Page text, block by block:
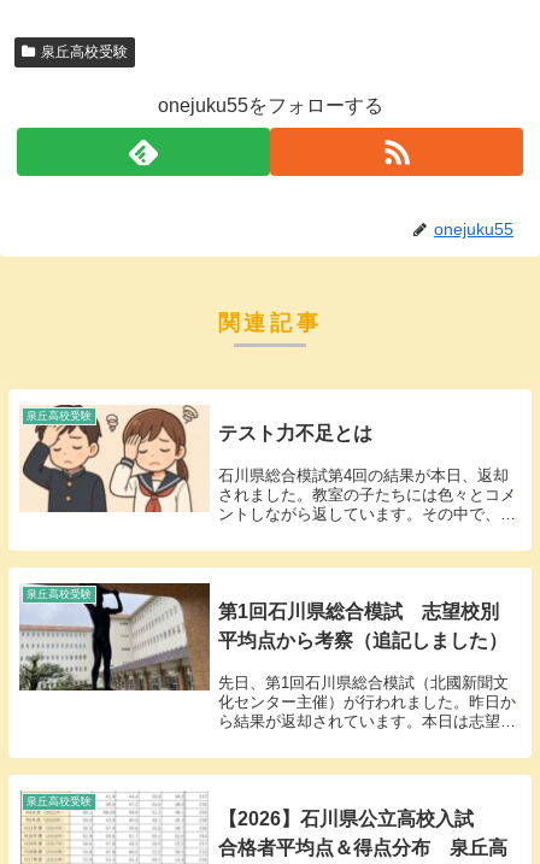
泉丘高校受験
onejuku55をフォローする
onejuku55
関連記事
泉丘高校受験
テスト力不足とは
石川県総合模試第4回の結果が本日、返却
されました。教室の子たちには色々とコメ
ントしながら返しています。その中で、私
のにテスト力がないという子の答案です。
悔しいというより怒りですよ（笑）。とい
泉丘高校受験
第1回石川県総合模試 志望校別
平均点から考察（追記しました）
先日、第1回石川県総合模試（北國新聞文
化センター主催）が行われました。昨日か
ら結果が返却されています。本日は志望校
お、表記は平均点の高い順です。（ ）内
は偏差値です。泉丘理数科 350.7点
泉丘高校受験
【2026】石川県公立高校入試
合格者平均点＆得点分布 泉丘高